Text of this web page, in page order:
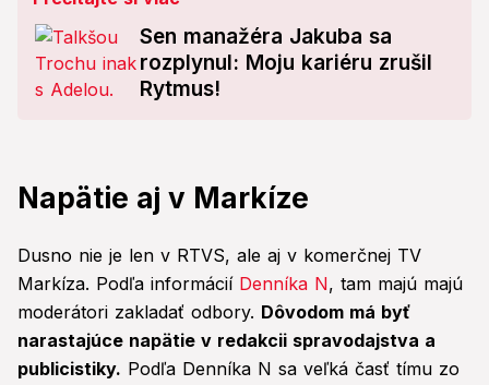
Sen manažéra Jakuba sa
rozplynul: Moju kariéru zrušil
Rytmus!
Napätie aj v Markíze
Dusno nie je len v RTVS, ale aj v komerčnej TV
Markíza. Podľa informácií Denníka N, tam majú majú
moderátori zakladať odbory. Dôvodom má byť
narastajúce napätie v redakcii spravodajstva a
publicistiky. Podľa Denníka N sa veľká časť tímu zo